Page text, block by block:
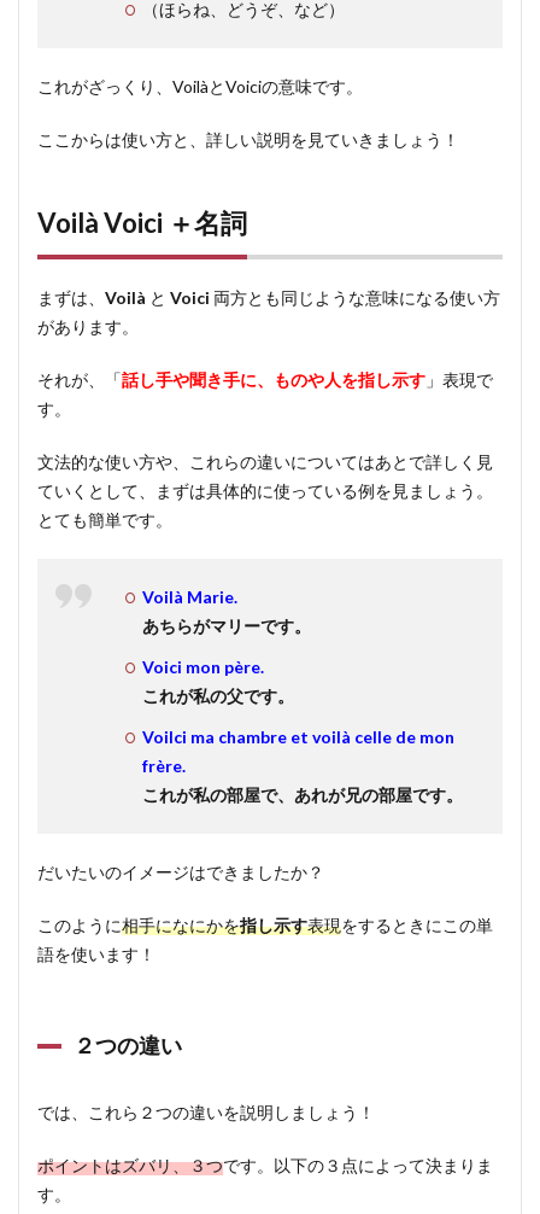
対比し
か
丁寧さ
遠近感
2.2
使い
方
Voilà
の別
味
3.1
会話
なぐ
表現
（ほらね、どうぞ、など）
これがざっくり、VoilàとVoiciの意味です。
ここからは使い方と、詳しい説明を見ていきましょう！
Voilà Voici ＋名詞
まずは、 Voilà と Voici 両方とも同じような意味になる使い方
があります。
それが、「話し手や聞き手に、ものや人を指し示す 」表現で
す。
文法的な使い方や、これらの違いについてはあとで詳しく見
ていくとして、まずは具体的に使っている例を見ましょう。
とても簡単です。
Voilà Marie.
あちらがマリーです。
Voici mon père.
これが私の父です。
Voilci ma chambre et voilà celle de mon
frère.
これが私の部屋で、あれが兄の部屋です。
だいたいのイメージはできましたか？
このように相手になにかを指し示す表現をするときにこの単
語を使います！
２つの違い
では、これら２つの違いを説明しましょう！
ポイントはズバリ、３つです。以下の３点によって決まりま
す。